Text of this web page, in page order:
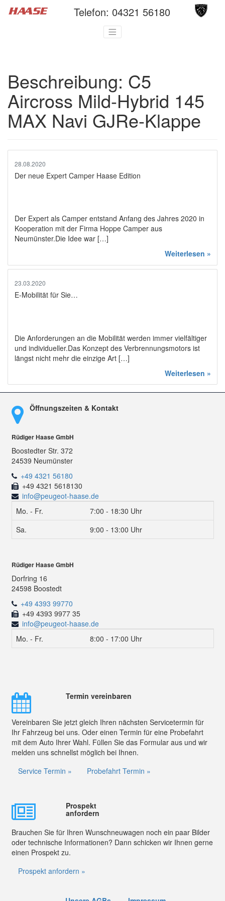
Telefon: 04321 56180
Beschreibung: C5
Aircross Mild-Hybrid 145
MAX Navi GJRe-Klappe
28.08.2020
Der neue Expert Camper Haase Edition
Der Expert als Camper entstand Anfang des Jahres 2020 in
Kooperation mit der Firma Hoppe Camper aus
Neumünster.Die Idee war […]
Weiterlesen »
23.03.2020
E-Mobilität für Sie…
Die Anforderungen an die Mobilität werden immer vielfältiger
und individueller.Das Konzept des Verbrennungsmotors ist
längst nicht mehr die einzige Art […]
Weiterlesen »
Öffnungszeiten & Kontakt
Rüdiger Haase GmbH
Boostedter Str. 372
24539 Neumünster
+49 4321 56180
+49 4321 5618130
info@peugeot-haase.de
Mo. - Fr.
7:00 - 18:30 Uhr
Sa.
9:00 - 13:00 Uhr
Rüdiger Haase GmbH
Dorfring 16
24598 Boostedt
+49 4393 99770
+49 4393 9977 35
info@peugeot-haase.de
Mo. - Fr.
8:00 - 17:00 Uhr
Termin vereinbaren
Vereinbaren Sie jetzt gleich Ihren nächsten Servicetermin für
Ihr Fahrzeug bei uns. Oder einen Termin für eine Probefahrt
mit dem Auto Ihrer Wahl. Füllen Sie das Formular aus und wir
melden uns schnellst möglich bei Ihnen.
Service Termin »
Probefahrt Termin »
Prospekt
anfordern
Brauchen Sie für Ihren Wunschneuwagen noch ein paar Bilder
oder technische Informationen? Dann schicken wir Ihnen gerne
einen Prospekt zu.
Prospekt anfordern »